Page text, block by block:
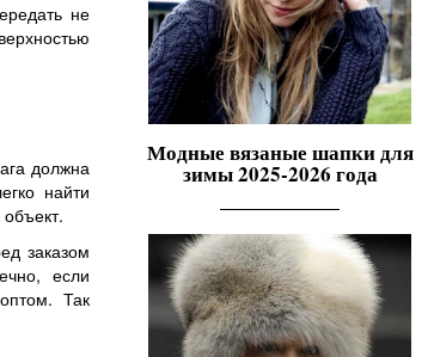
не
должна
найти
заказом
если
Так
Модные вязаные шапки для
зимы 2025-2026 года